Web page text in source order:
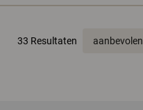
33 Resultaten aanbevolen